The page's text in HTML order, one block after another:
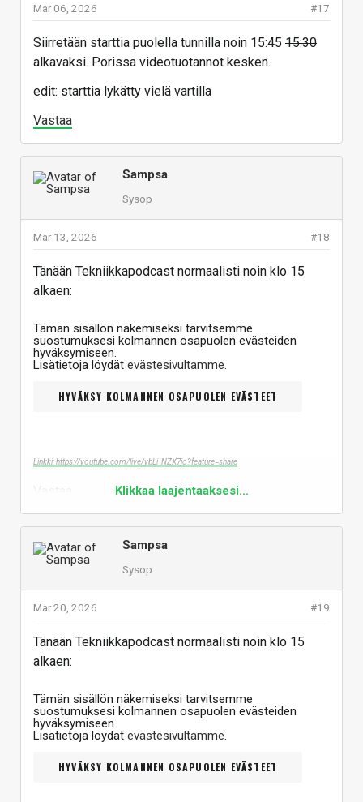
#17
Mar 06, 2026
Siirretään starttia puolella tunnilla noin 15:45 15:30
alkavaksi. Porissa videotuotannot kesken.
edit: starttia lykätty vielä vartilla
Vastaa
Sampsa
Sysop
#18
Mar 13, 2026
Tänään Tekniikkapodcast normaalisti noin klo 15
alkaen:
Tämän sisällön näkemiseksi tarvitsemme
suostumuksesi kolmannen osapuolen evästeiden
hyväksymiseen.
Lisätietoja löydät evästesivultamme
HYVÄKSY KOLMANNEN OSAPUOLEN EVÄSTEET
Linkki: https://youtube.com/live/ybLi_NZX7jo?feature=share
Klikkaa laajentaaksesi...
Sampsa
Sysop
#19
Mar 20, 2026
Tänään Tekniikkapodcast normaalisti noin klo 15
alkaen:
Tämän sisällön näkemiseksi tarvitsemme
suostumuksesi kolmannen osapuolen evästeiden
hyväksymiseen.
Lisätietoja löydät evästesivultamme
HYVÄKSY KOLMANNEN OSAPUOLEN EVÄSTEET